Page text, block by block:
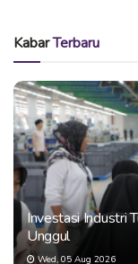
KabarTerbaru
Investasi Industri
Unggul
Wed, 05 Aug 2026